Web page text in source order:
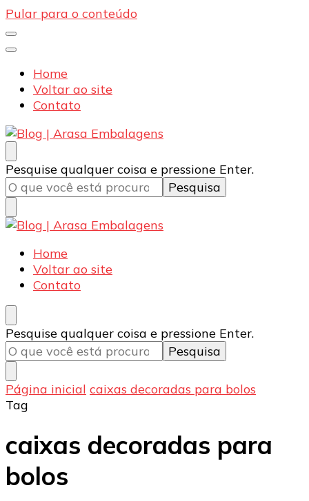
Pular para o conteúdo
Home
Voltar ao site
Contato
Blog | Arasa Embalagens
Confira conteúdos sobre embalagens para pizzas,
doces e salgados. Tudo para seu comércio com a
qualidade Arasa. Leia nossos conteúdos!
Procurando
algo?
Pesquise qualquer coisa e pressione Enter.
Blog | Arasa Embalagens
Confira conteúdos sobre embalagens para pizzas,
doces e salgados. Tudo para seu comércio com a
qualidade Arasa. Leia nossos conteúdos!
Home
Voltar ao site
Contato
Procurando
algo?
Pesquise qualquer coisa e pressione Enter.
Página inicial caixas decoradas para bolos
Tag
caixas decoradas para
bolos